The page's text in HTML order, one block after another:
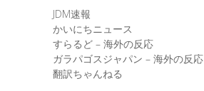
JDM速報
かいにちニュース
すらるど – 海外の反応
ガラパゴスジャパン – 海外の反応
翻訳ちゃんねる